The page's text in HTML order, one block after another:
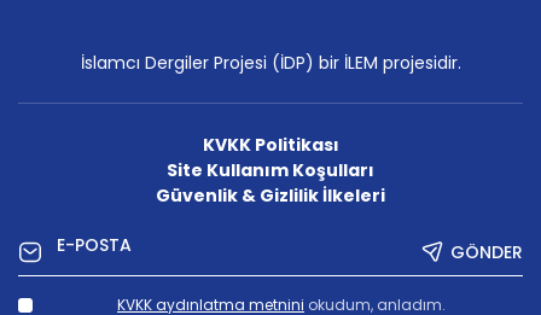
İslamcı Dergiler Projesi (İDP) bir İLEM projesidir.
KVKK Politikası
Site Kullanım Koşulları
Güvenlik & Gizlilik İlkeleri
GÖNDER
KVKK aydınlatma metnini okudum, anladım.